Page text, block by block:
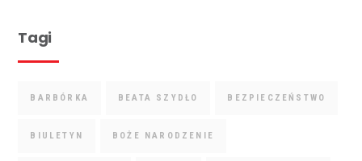
Tagi
BARBÓRKA BEATA SZYDŁO BEZPIECZEŃSTWO
BIULETYN BOŻE NARODZENIE